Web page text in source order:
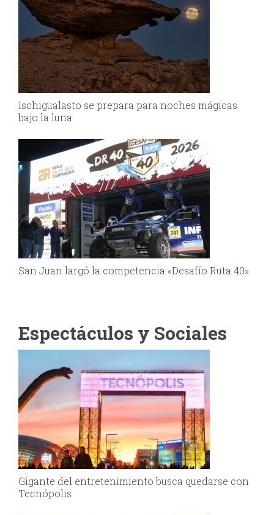
Ischigualasto se prepara para noches mágicas
bajo la luna
San Juan largó la competencia «Desafío Ruta 40»
Espectáculos y Sociales
Gigante del entretenimiento busca quedarse con
Tecnópolis